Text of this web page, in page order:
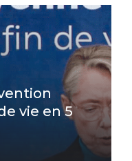
vie en 5